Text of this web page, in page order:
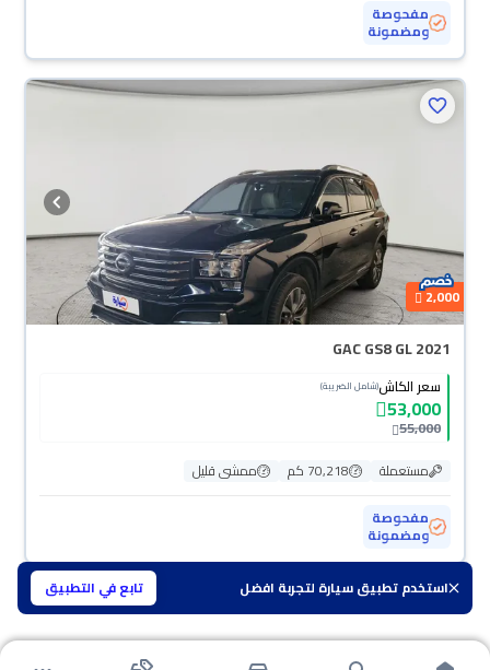
استخدم تطبيق سيارة لتجربة افضل تابع في التطبيق
مفحوصة
ومضمونة
2,000
GAC GS8 GL 2021
سعر الكاش(شامل الضريبة)
53,000
55,000
مستعملة
70,218 كم
ممشى قليل
مفحوصة
ومضمونة